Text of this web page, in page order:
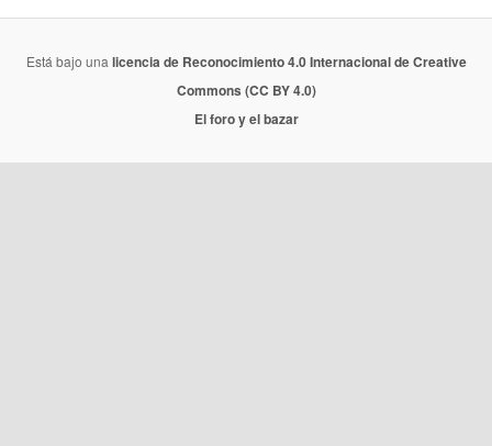
Está bajo una licencia de Reconocimiento 4.0 Internacional de Creative
Commons (CC BY 4.0)
El foro y el bazar